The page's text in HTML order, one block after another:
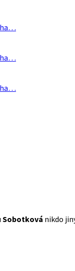
Sobotková nikdo